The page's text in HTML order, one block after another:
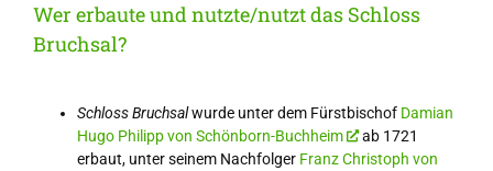
Wer erbaute und nutzte/nutzt das Schloss
Bruchsal?
Schloss Bruchsalwurde unter dem Fürstbischof Damian
Hugo Philipp von Schönborn-Buchheim
ab 1721
erbaut, unter seinem Nachfolger Franz Christoph von